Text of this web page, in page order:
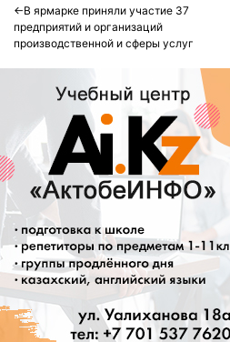
Post
navigation
В ярмарке приняли участие 37
предприятий и организаций
производственной и сферы услуг